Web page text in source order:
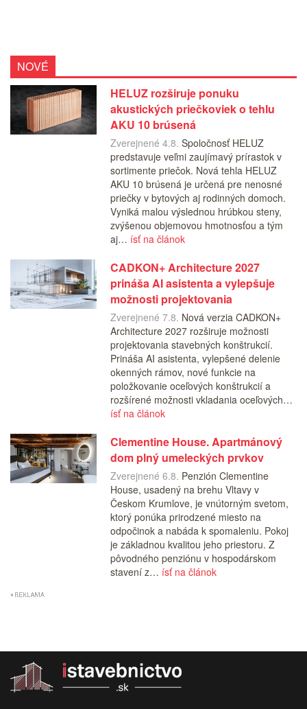
NOVÉ
HELUZ rozširuje ponuku
akustických priečkoviek o tehlu
AKU 10 brúsená
Zverejnené 4.8. Spoločnosť HELUZ
predstavuje veľmi zaujímavý prírastok v
sortimente priečok. Nová tehla HELUZ
AKU 10 brúsená je určená pre nenosné
priečky v bytových aj rodinných domoch.
Vyniká malou výslednou hrúbkou steny,
zvýšenou objemovou hmotnosťou a tým
aj… ísť na článok
CADKON+ Architecture 2027
prináša AI asistenta a vylepšuje
možnosti projektovania
Zverejnené 7.8. Nová verzia CADKON+
Architecture 2027 rozširuje možnosti
projektovania stavebných konštrukcií.
Prináša AI asistenta, vylepšené delenie
okenných rámov, nové funkcie na
položkovanie oceľových konštrukcií a
rozšírené možnosti vkladania oceľových…
ísť na článok
Clementine House. Apartmánový
dom plný umeleckých prvkov
Zverejnené 6.8. Penzión Clementine
House, usadený na brehu Vltavy v
Českom Krumlove, je vnútorným svetom,
ktorý ponúka prirodzené miesto na
odpočinok a nabáda k spomaleniu. Pokoj
je základnou kvalitou jeho priestoru. Z
pôvodného penziónu v hospodárskom
stavení z… ísť na článok